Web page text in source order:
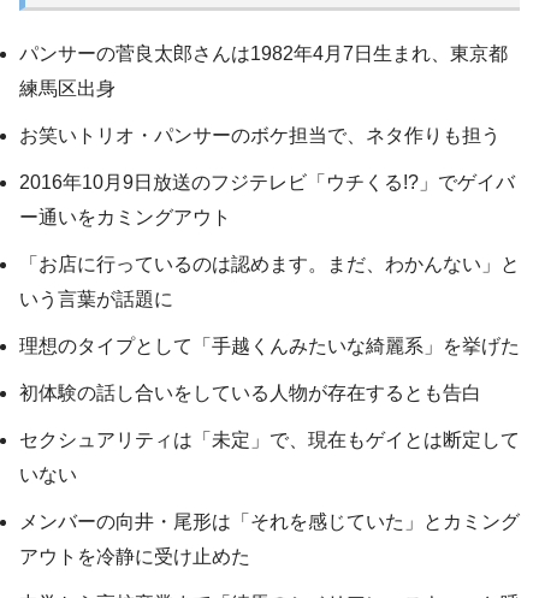
パンサーの菅良太郎さんは1982年4月7日生まれ、東京都
練馬区出身
お笑いトリオ・パンサーのボケ担当で、ネタ作りも担う
2016年10月9日放送のフジテレビ「ウチくる!?」でゲイバ
ー通いをカミングアウト
「お店に行っているのは認めます。まだ、わかんない」と
いう言葉が話題に
理想のタイプとして「手越くんみたいな綺麗系」を挙げた
初体験の話し合いをしている人物が存在するとも告白
セクシュアリティは「未定」で、現在もゲイとは断定して
いない
メンバーの向井・尾形は「それを感じていた」とカミング
アウトを冷静に受け止めた